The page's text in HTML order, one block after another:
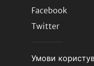
Facebook
Twitter
Умови